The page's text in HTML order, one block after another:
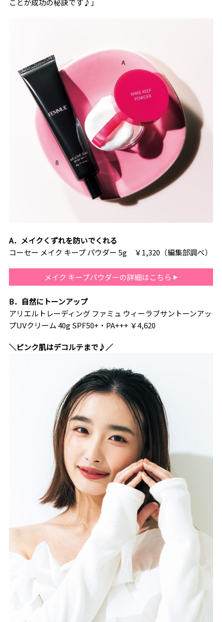
ことが成功の秘訣です♪」
A．メイクくずれを防いでくれる
コーセー メイク キープ パウダー 5g ￥1,320（編集部調べ）
メイク キープパウダーの詳細はこちら
B．自然にトーンアップ
アリエルトレーディング ファミュ ウィーラブサントーンアッ
プUVクリーム 40g SPF50+・PA+++ ￥4,620
＼ピンク肌はデコルテまで♪／